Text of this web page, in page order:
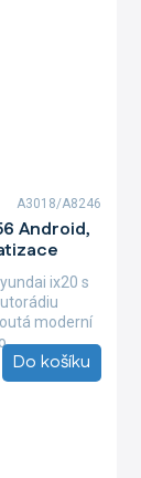
Android,
Do košíku
ix20 s
moderní
A3018/A8246